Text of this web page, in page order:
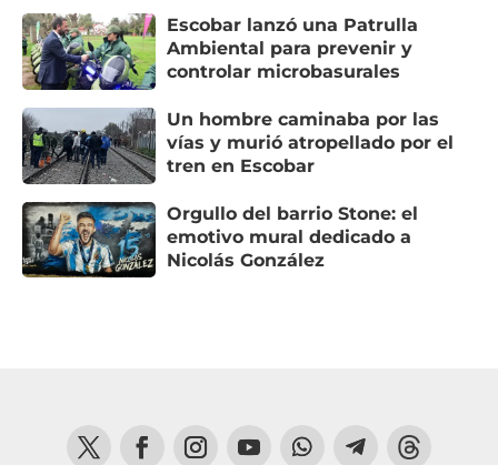
Escobar lanzó una Patrulla
Ambiental para prevenir y
controlar microbasurales
Un hombre caminaba por las
vías y murió atropellado por el
tren en Escobar
Orgullo del barrio Stone: el
emotivo mural dedicado a
Nicolás González